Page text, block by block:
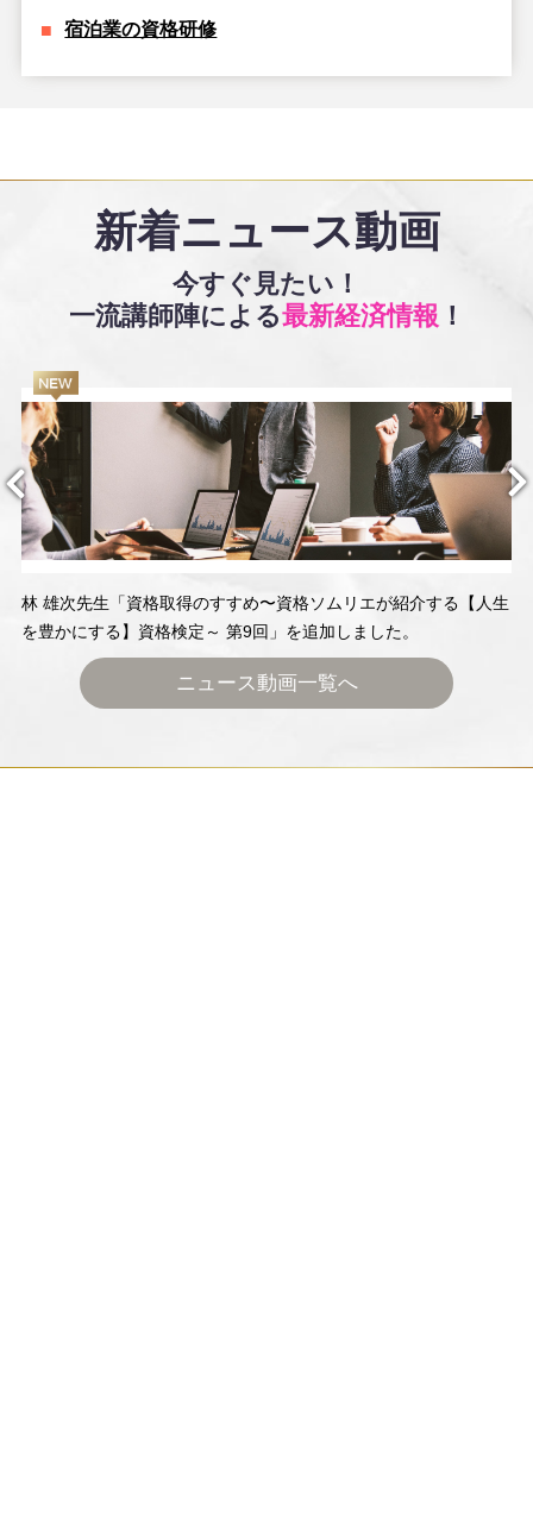
宿泊業の資格研修
新着ニュース動画
今すぐ見たい！
一流講師陣による最新経済情報 ！
ニュース動画一覧へ
林 雄次先生「資格取得のすすめ〜資格ソムリエが紹介する【人生
を豊かにする】資格検定～ 第9回」を追加しました。